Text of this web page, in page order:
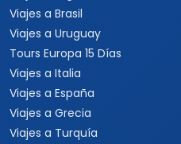
Viajes a Brasil
Viajes a Uruguay
Tours Europa 15 Días
Viajes a Italia
Viajes a España
Viajes a Grecia
Viajes a Turquía